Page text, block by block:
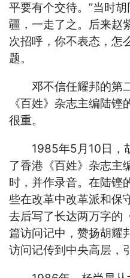
平要有个交待。”当时
疆，一走了之。后来赵
次招呼，你不表态，怎
题。
邓不信任耀邦的第
《百姓》杂志主编陆
很重。
1985年5月10日，
了香港《百姓》杂志主
时，并作录音。在陆铿
些在改革中改革派和保
去后写了长达两万字的
篇访问记中，赞扬胡耀
访问记传到中央高层，